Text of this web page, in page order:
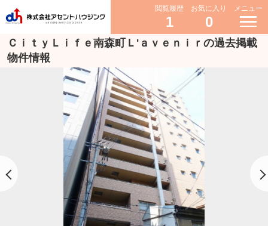
閲覧履歴
1
お気に入り
0
メニュー
ＣｉｔｙＬｉｆｅ南森町Ｌ'ａｖｅｎｉｒの過去掲載
物件情報